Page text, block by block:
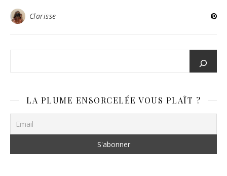
Clarisse
LA PLUME ENSORCELÉE VOUS PLAÎT ?